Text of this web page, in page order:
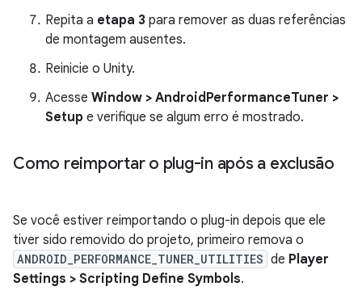
Repita a etapa 3 para remover as duas referências
de montagem ausentes.
Reinicie o Unity.
Acesse Window > AndroidPerformanceTuner >
Setup e verifique se algum erro é mostrado.
Como reimportar o plug-in após a exclusão
Se você estiver reimportando o plug-in depois que ele
tiver sido removido do projeto, primeiro remova o
ANDROID_PERFORMANCE_TUNER_UTILITIES de Player
Settings > Scripting Define Symbols.